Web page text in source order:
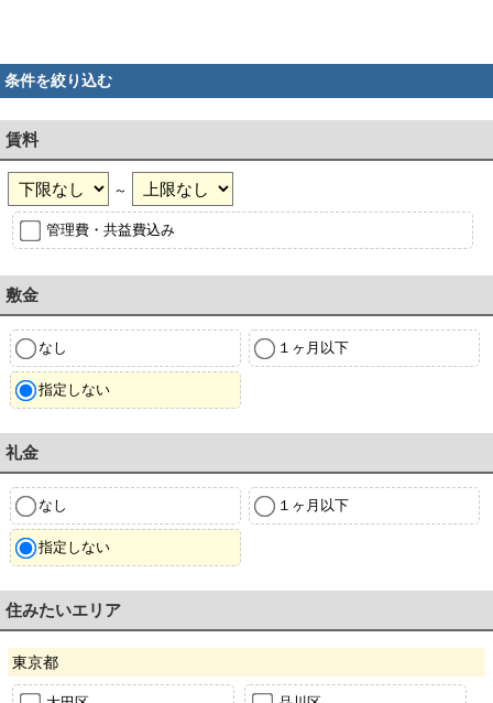
条件を絞り込む
賃料
～
管理費・共益費込み
敷金
なし １ヶ月以下
指定しない
礼金
なし １ヶ月以下
指定しない
住みたいエリア
東京都